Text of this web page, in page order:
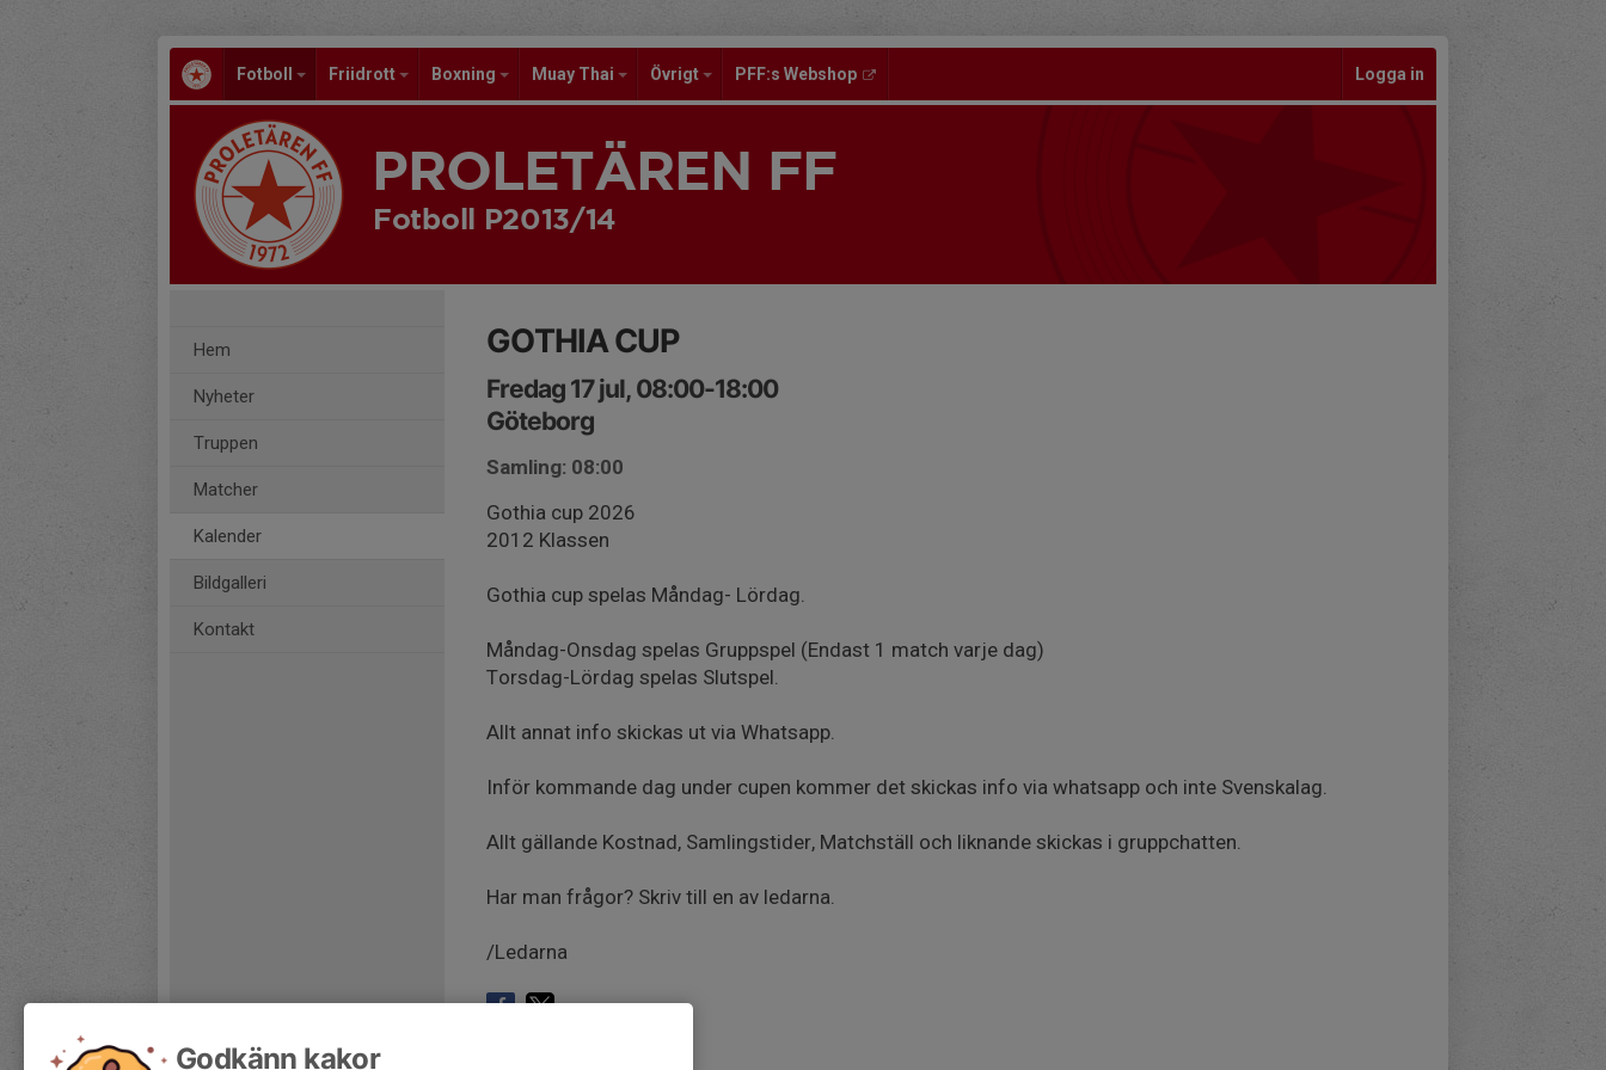
Fotboll Friidrott Boxning Muay Thai Övrigt PFF:s Webshop Logga in
PROLETÄREN FF
Fotboll P2013/14
Hem
Nyheter
Truppen
Matcher
Kalender
Bildgalleri
Kontakt
GOTHIA CUP
Fredag 17 jul, 08:00-18:00
Göteborg
Samling: 08:00
Gothia cup 2026
2012 Klassen
Gothia cup spelas Måndag- Lördag.
Måndag-Onsdag spelas Gruppspel (Endast 1 match varje dag)
Torsdag-Lördag spelas Slutspel.
Allt annat info skickas ut via Whatsapp.
Inför kommande dag under cupen kommer det skickas info via whatsapp och inte Svenskalag.
Allt gällande Kostnad, Samlingstider, Matchställ och liknande skickas i gruppchatten.
Har man frågor? Skriv till en av ledarna.
/Ledarna
Godkänn kakor